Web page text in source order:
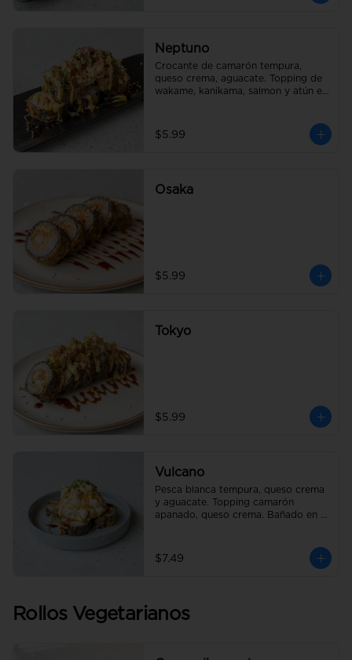
Neptuno
Crocante de camarón tempura,
queso crema, aguacate. Topping de
wakame, kanikama, salmon y atún en
$5.99
Osaka
$5.99
Tokyo
$5.99
Vulcano
Pesca blanca tempura, queso crema
y aguacate. Topping camarón
apanado, queso crema. Bañado en
$7.49
Rollos Vegetarianos